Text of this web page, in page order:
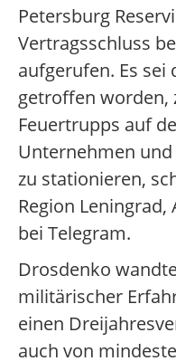
Petersburg
Vertragsschluss
aufgerufen. Es sei
getroffen worden,
Feuertrupps auf
Unternehmen
zu stationieren,
Region
bei Telegram.
Drosdenko
militärischer
einen
auch von